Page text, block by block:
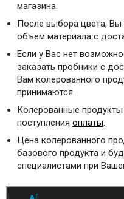
магазина.
После выбора цвета,
объем материала с
Если у Вас нет
заказать пробники с
Вам колерованного
принимаются.
Колерованные
поступления оплаты.
Цена колерованного
базового продукта и
специалистами при